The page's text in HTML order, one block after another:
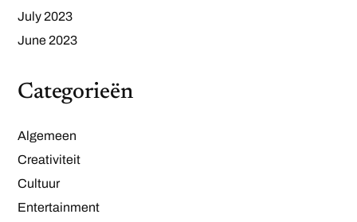
July 2023
June 2023
Categorieën
Algemeen
Creativiteit
Cultuur
Entertainment